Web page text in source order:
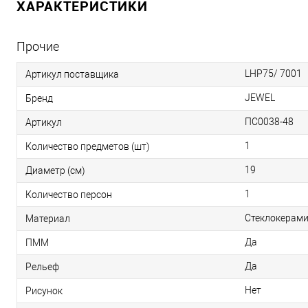
ХАРАКТЕРИСТИКИ
Прочие
Артикул поставщика LHP75/ 7001
Бренд JEWEL
Артикул ПС0038-48
Количество предметов (шт) 1
Диаметр (см) 19
Количество персон 1
Материал
ПММ Да
Рельеф Да
Рисунок Нет